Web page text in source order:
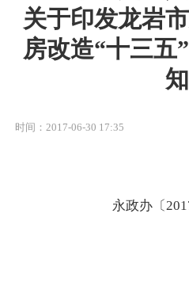
关于印发龙岩
房改造“十三五
知
时间：2017-06-30 17:35
永政办〔